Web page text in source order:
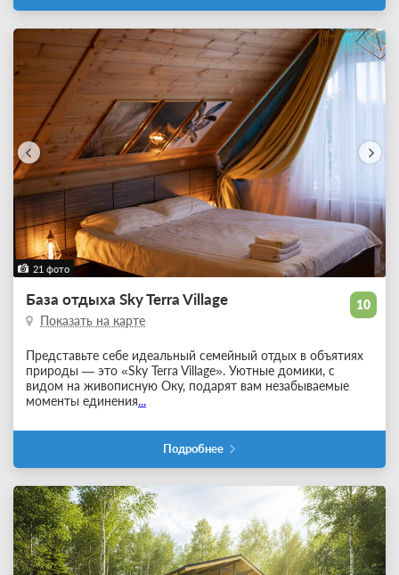
21 фото
10
База отдыха Sky Terra Village
Показать на карте
Представьте себе идеальный семейный отдых в объятиях
природы — это «Sky Terra Village». Уютные домики, с
видом на живописную Оку, подарят вам незабываемые
моменты единения...
Подробнее